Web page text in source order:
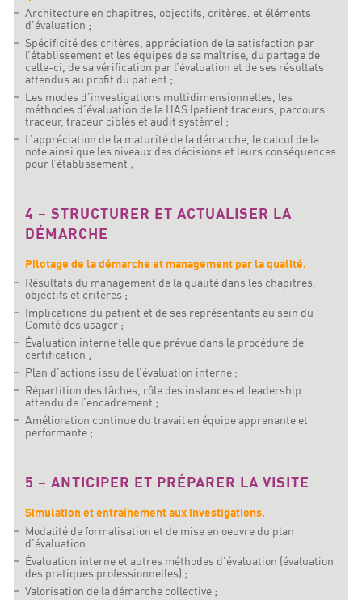
Architecture en chapitres, objectifs, critères. et éléments
d’évaluation ;
Spécificité des critères, appréciation de la satisfaction par
l’établissement et les équipes de sa maîtrise, du partage de
celle-ci, de sa vérification par l’évaluation et de ses résultats
attendus au profit du patient ;
Les modes d’investigations multidimensionnelles, les
méthodes d’évaluation de la HAS (patient traceurs, parcours
traceur, traceur ciblés et audit système) ;
L’appréciation de la maturité de la démarche, le calcul de la
note ainsi que les niveaux des décisions et leurs conséquences
pour l’établissement ;
4 – STRUCTURER ET ACTUALISER LA
DÉMARCHE
Pilotage de la démarche et management par la qualité.
Résultats du management de la qualité dans les chapitres,
objectifs et critères ;
Implications du patient et de ses représentants au sein du
Comité des usager ;
Évaluation interne telle que prévue dans la procédure de
certification ;
Plan d’actions issu de l’évaluation interne ;
Répartition des tâches, rôle des instances et leadership
attendu de l’encadrement ;
Amélioration continue du travail en équipe apprenante et
performante ;
5 – ANTICIPER ET PRÉPARER LA VISITE
Simulation et entraînement aux investigations.
Modalité de formalisation et de mise en oeuvre du plan
d’évaluation.
Évaluation interne et autres méthodes d’évaluation (évaluation
des pratiques professionnelles) ;
Valorisation de la démarche collective ;